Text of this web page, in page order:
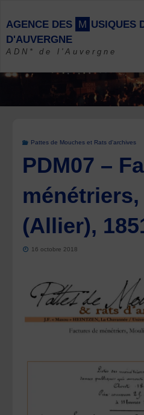
content
AGENCE DES M USIQUES
D'AUVERGNE
ADN* de l'Auvergne
Pattes de Mouches et Rats d'archives
PDM07 –
(Allier),
16 octobre 2018